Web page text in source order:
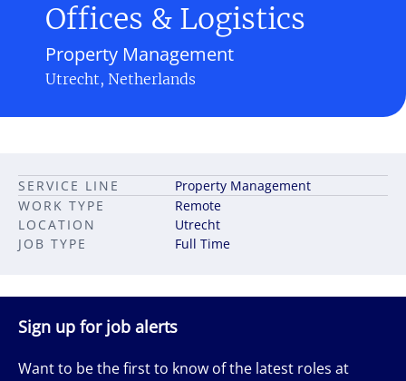
Offices & Logistics
Property Management
Utrecht, Netherlands
JOB TYPE Full Time
LOCATION Utrecht
SERVICE LINE
Property Management
WORK TYPE
Remote
Sign up for job alerts
Want to be the first to know of the latest roles at